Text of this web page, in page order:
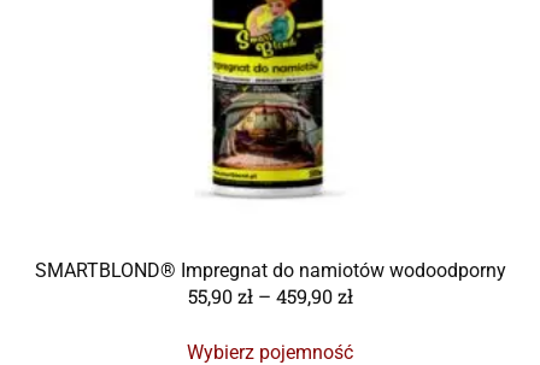
SMARTBLOND® Impregnat do namiotów wodoodporny
55,90zł – 459,90zł
Wybierz pojemność